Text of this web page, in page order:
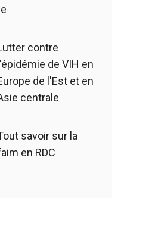
contre
l'épidémie de VIH en
de l'Est et en
centrale
savoir sur la
en RDC